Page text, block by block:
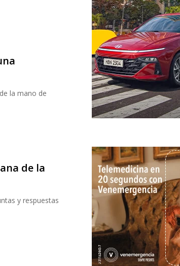
la mano de
de la
y respuestas